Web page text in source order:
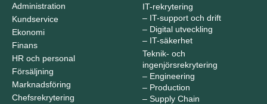
Administration
Kundservice
Ekonomi
Finans
HR och personal
Försäljning
Marknadsföring
Chefsrekrytering
IT-rekrytering
– IT-support och drift
– Digital utveckling
– IT-säkerhet
Teknik- och
ingenjörsrekrytering
– Engineering
– Production
– Supply Chain